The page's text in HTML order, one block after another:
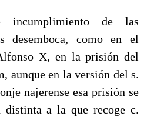
de las
desemboca, como en el
X, en la prisión del
aunque en la versión del s.
najerense esa prisión se
a la que recoge c.